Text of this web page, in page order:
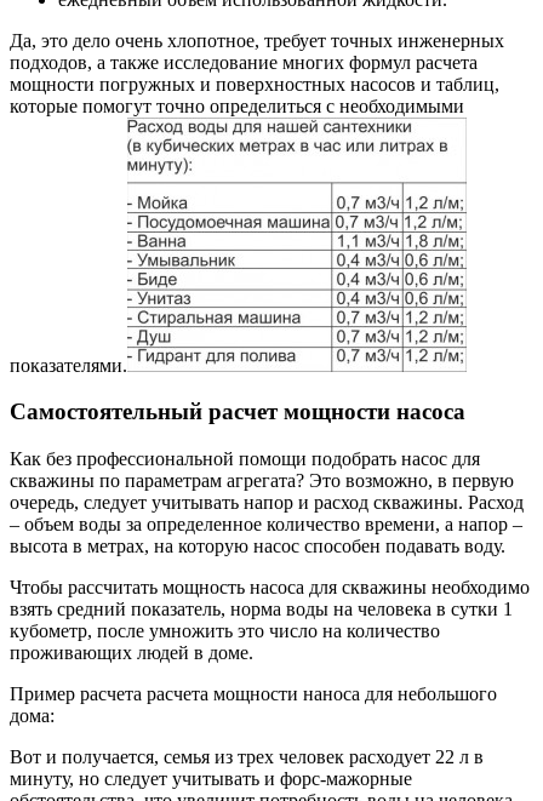
Да, это дело очень хлопотное, требует точных инженерных
подходов, а также исследование многих формул расчета
мощности погружных и поверхностных насосов и таблиц,
которые помогут точно определиться с необходимыми
показателями.
Самостоятельный расчет мощности насоса
Как без профессиональной помощи подобрать насос для
скважины по параметрам агрегата? Это возможно, в первую
очередь, следует учитывать напор и расход скважины. Расход
– объем воды за определенное количество времени, а напор –
высота в метрах, на которую насос способен подавать воду.
Чтобы рассчитать мощность насоса для скважины необходимо
взять средний показатель, норма воды на человека в сутки 1
кубометр, после умножить это число на количество
проживающих людей в доме.
Пример расчета расчета мощности наноса для небольшого
дома:
Вот и получается, семья из трех человек расходует 22 л в
минуту, но следует учитывать и форс-мажорные